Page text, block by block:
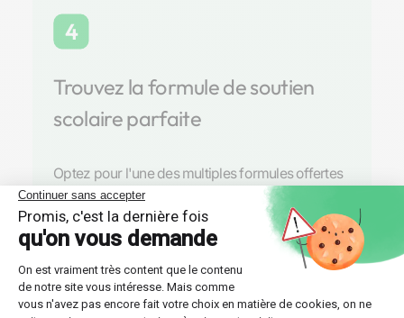
4
Trouvez la formule de soutien
scolaire parfaite
Optez pour l'une des multiples formules offertes
par Les Sherpas, que ce soit un suivi continu sur
toute l'année ou un stage intensif plus court.
Découvrir nos professeurs